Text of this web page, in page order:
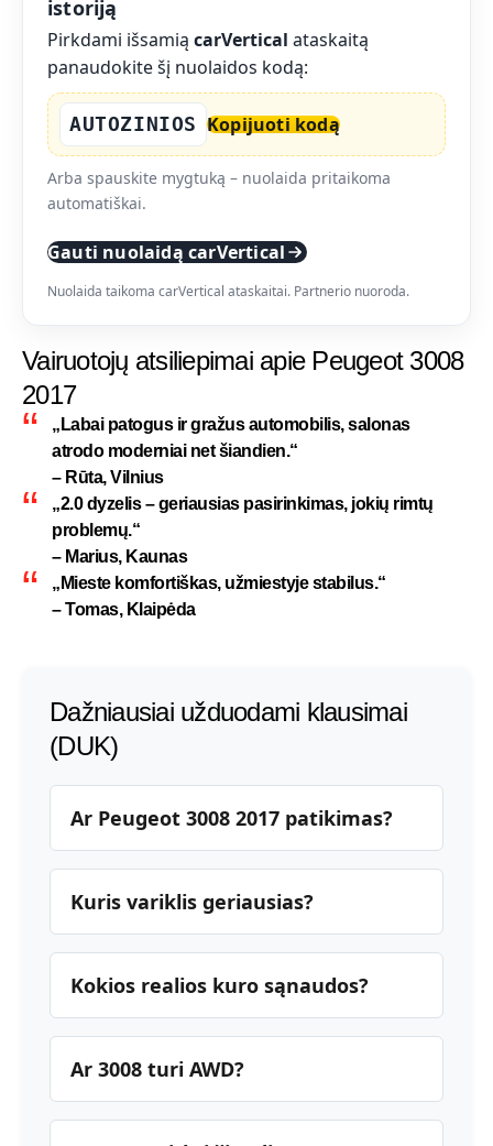
istoriją
Pirkdami išsamią carVertical ataskaitą
panaudokite šį nuolaidos kodą:
AUTOZINIOS Kopijuoti kodą
Arba spauskite mygtuką – nuolaida pritaikoma
automatiškai.
Gauti nuolaidą carVertical
Nuolaida taikoma carVertical ataskaitai. Partnerio nuoroda.
Vairuotojų atsiliepimai apie Peugeot 3008
2017
„Labai patogus ir gražus automobilis, salonas
atrodo moderniai net šiandien.“
– Rūta, Vilnius
„2.0 dyzelis – geriausias pasirinkimas, jokių rimtų
problemų.“
– Marius, Kaunas
„Mieste komfortiškas, užmiestyje stabilus.“
– Tomas, Klaipėda
Dažniausiai užduodami klausimai
(DUK)
Ar Peugeot 3008 2017 patikimas?
Kuris variklis geriausias?
Kokios realios kuro sąnaudos?
Ar 3008 turi AWD?